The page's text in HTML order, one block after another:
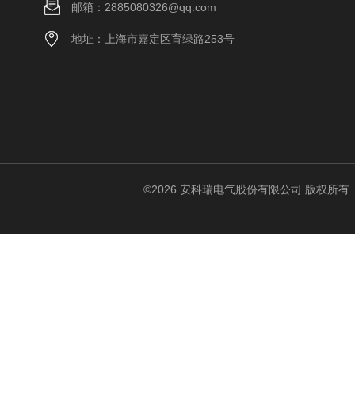
邮箱：2885080326@qq.com
地址：上海市嘉定区育绿路253号
©2026 安科瑞电气股份有限公司 版权所